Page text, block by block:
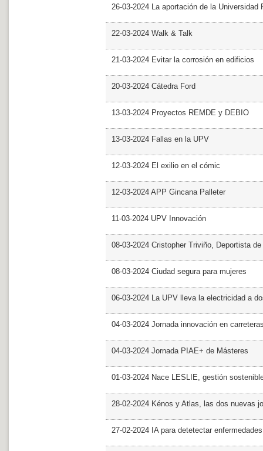
26-03-2024 La aportación de la Universidad
22-03-2024 Walk & Talk
21-03-2024 Evitar la corrosión en edificios
20-03-2024 Cátedra Ford
13-03-2024 Proyectos REMDE y DEBIO
13-03-2024 Fallas en la UPV
12-03-2024 El exilio en el cómic
12-03-2024 APP Gincana Palleter
11-03-2024 UPV Innovación
08-03-2024 Cristopher Triviño, Deportista
08-03-2024 Ciudad segura para mujeres
06-03-2024 La UPV lleva la electricidad a
04-03-2024 Jornada innovación en
04-03-2024 Jornada PIAE+ de Másteres
01-03-2024 Nace LESLIE, gestión
28-02-2024 Kénos y Atlas, las dos nuevas
27-02-2024 IA para detetectar